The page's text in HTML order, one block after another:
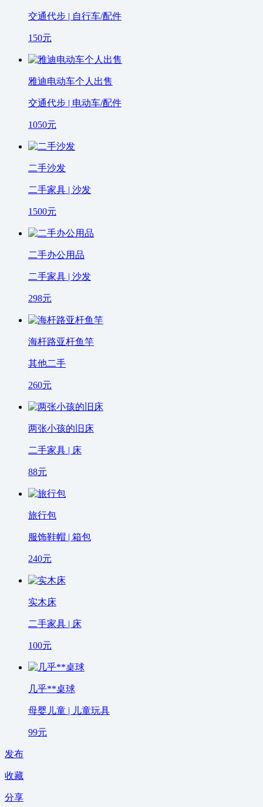
交通代步 | 自行车/配件
150元
雅迪电动车个人出售
交通代步 | 电动车/配件
1050元
二手沙发
二手家具 | 沙发
1500元
二手办公用品
二手家具 | 沙发
298元
海杆路亚杆鱼竿
其他二手
260元
两张小孩的旧床
二手家具 | 床
88元
旅行包
服饰鞋帽 | 箱包
240元
实木床
二手家具 | 床
100元
几乎**桌球
母婴儿童 | 儿童玩具
99元
发布
收藏
分享